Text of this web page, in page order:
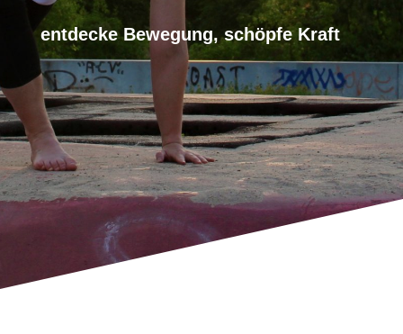
entdecke Bewegung, schöpfe Kraft